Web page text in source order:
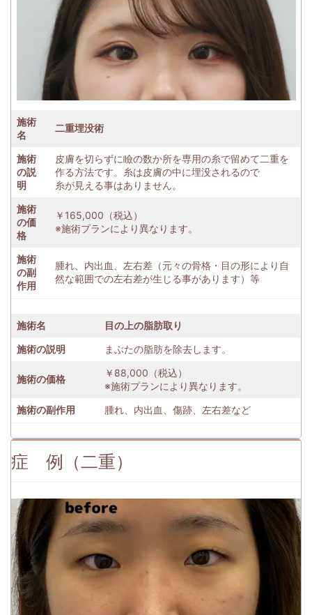
施術
名
二重埋没術
施術
の説
明
皮膚を切らずに瞼の数か所を専用の糸で留めて二重を
作る方法です。糸は皮膚の中に埋没されるので
糸が見える事はありません。
施術
の価
格
￥165,000（税込）
※施術プランにより異なります。
施術
の副
作用
腫れ、内出血、左右差（元々の骨格・目の形により自
然な範囲での左右差が生じる事があります）等
施術名
目の上の脂肪取り
施術の説明
まぶたの脂肪を除去します。
施術の価格
￥88,000（税込）
※施術プランにより異なります。
施術の副作用
腫れ、内出血、傷跡、左右差など
症 例（二重）